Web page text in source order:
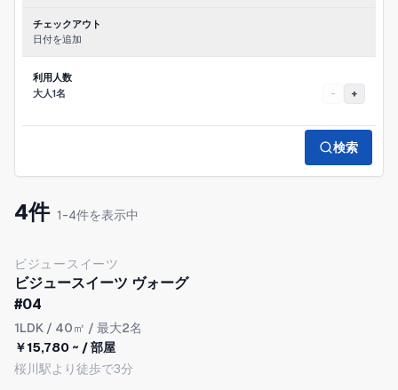
チェックアウト
日付を追加
利用人数
大人1名
- +
検索
4件 1-4件を表示中
ビジュースイーツ
ビジュースイーツ ヴォーグ
#04
1LDK / 40㎡ / 最大2名
￥15,780 ~ / 部屋
桜川駅より徒歩で3分